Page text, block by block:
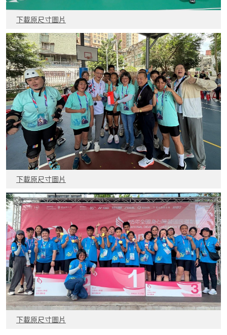
下載原尺寸圖片
下載原尺寸圖片
下載原尺寸圖片